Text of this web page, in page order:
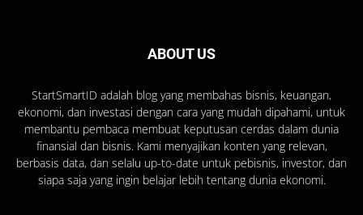
ABOUT US
StartSmartID adalah blog yang membahas bisnis, keuangan,
ekonomi, dan investasi dengan cara yang mudah dipahami, untuk
membantu pembaca membuat keputusan cerdas dalam dunia
finansial dan bisnis. Kami menyajikan konten yang relevan,
berbasis data, dan selalu up-to-date untuk pebisnis, investor, dan
siapa saja yang ingin belajar lebih tentang dunia ekonomi.